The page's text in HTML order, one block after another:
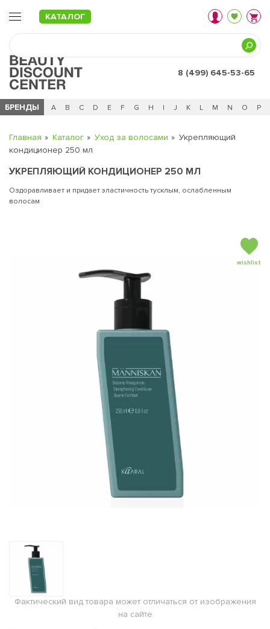
КАТАЛОГ
8 (499) 645-53-65
БРЕНДЫ
Ч 0 - 9 A B C D E F G H I J K L M N O P
Главная Каталог Уход за волосами
Укрепляющий
кондиционер 250 мл
УКРЕПЛЯЮЩИЙ КОНДИЦИОНЕР 250 МЛ
Оздоравливает и придает эластичность тусклым, ослабленным
волосам
wishlist
Фактический вид товара может отличаться от изображения
на сайте